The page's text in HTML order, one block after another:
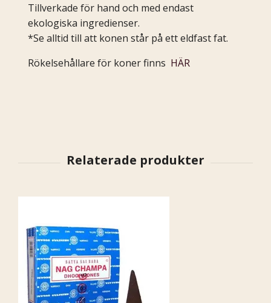
Tillverkade för hand och med endast
ekologiska ingredienser.
*Se alltid till att konen står på ett eldfast fat.
Rökelsehållare för koner finns HÄR